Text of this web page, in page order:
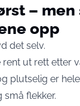
– men
opp
det selv.
ut rett etter
plutselig er
små flekker.